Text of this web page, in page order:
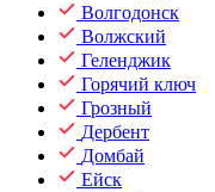
Волгодонск
Волжский
Геленджик
Горячий ключ
Грозный
Дербент
Домбай
Ейск